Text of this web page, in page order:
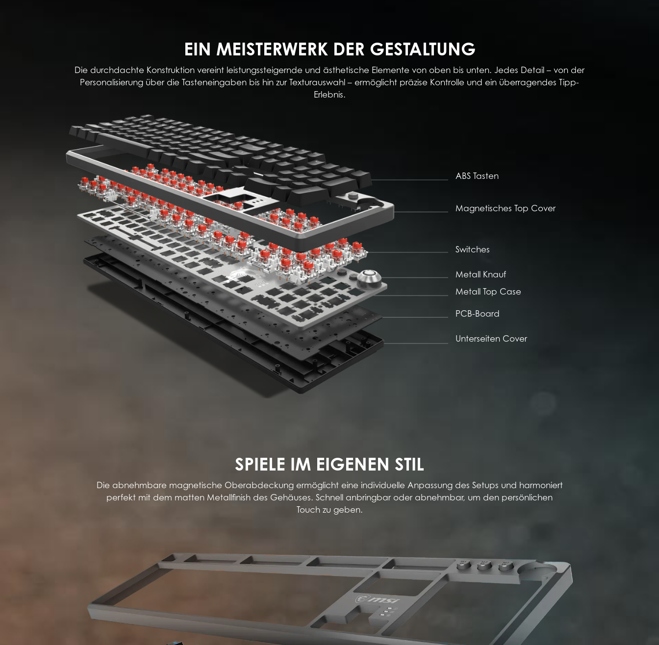
EIN MEISTERWERK DER GESTALTUNG
Die durchdachte Konstruktion vereint leistungssteigernde und ästhetische Elemente von oben bis unten. Jedes Detail – von der
Personalisierung über die Tasteneingaben bis hin zur Texturauswahl – ermöglicht präzise Kontrolle und ein überragendes Tipp-
Erlebnis.
ABS Tasten
Magnetisches Top Cover
Switches
Metall Knauf
Metall Top Case
PCB-Board
Unterseiten Cover
SPIELE IM EIGENEN STIL
Die abnehmbare magnetische Oberabdeckung ermöglicht eine individuelle Anpassung des Setups und harmoniert
perfekt mit dem matten Metallfinish des Gehäuses. Schnell anbringbar oder abnehmbar, um den persönlichen
Touch zu geben.